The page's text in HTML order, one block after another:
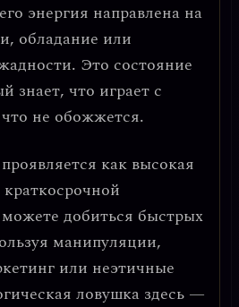
энергия направлена на
обладание или
Это состояние
знает, что играет с
не обожжется.
как высокая
добиться быстрых
манипуляции,
или неэтичные
ловушка здесь —